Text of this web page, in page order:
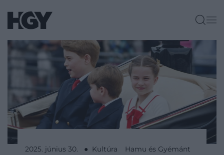
2025. június 30. ● Kultúra Hamu és Gyémánt